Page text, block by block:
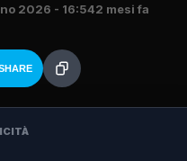
2026 - 16:542 mesi fa